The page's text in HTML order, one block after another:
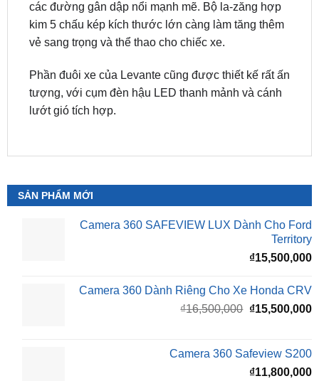
các đường gân dập nổi mạnh mẽ. Bộ la-zăng hợp
kim 5 chấu kép kích thước lớn càng làm tăng thêm
vẻ sang trọng và thể thao cho chiếc xe.
Phần đuôi xe của Levante cũng được thiết kế rất ấn
tượng, với cụm đèn hậu LED thanh mảnh và cánh
lướt gió tích hợp.
SẢN PHẨM MỚI
Camera 360 SAFEVIEW LUX Dành Cho Ford
Territory
₫15,500,000
Camera 360 Dành Riêng Cho Xe Honda CRV
₫16,500,000 Giá
₫16,500,000.
₫15,500,000
Camera 360 Safeview S200
₫11,800,000